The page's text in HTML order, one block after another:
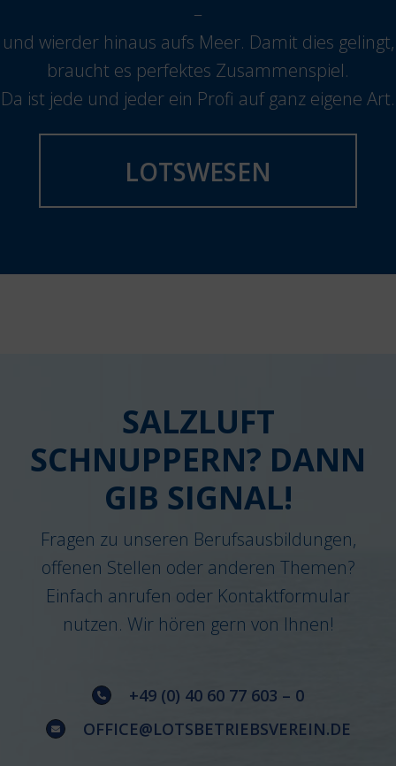
–
und wierder hinaus aufs Meer. Damit dies gelingt,
braucht es perfektes Zusammenspiel.
Da ist jede und jeder ein Profi auf ganz eigene Art.
LOTSWESEN
SALZLUFT
SCHNUPPERN? DANN
GIB SIGNAL!
Fragen zu unseren Berufsausbildungen,
offenen Stellen oder anderen Themen?
Einfach anrufen oder Kontaktformular
nutzen. Wir hören gern von Ihnen!
+49 (0) 40 60 77 603 – 0
OFFICE@LOTSBETRIEBSVEREIN.DE